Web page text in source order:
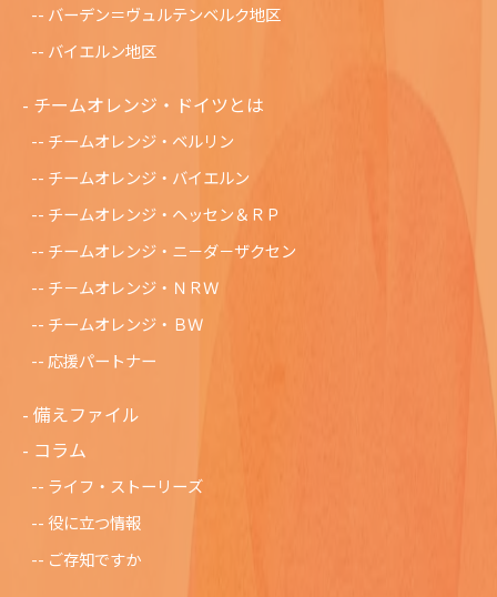
バーデン＝ヴュルテンベルク地区
バイエルン地区
チームオレンジ・ドイツとは
チームオレンジ・ベルリン
チームオレンジ・バイエルン
チームオレンジ・ヘッセン＆ＲＰ
チームオレンジ・ニ－ダ－ザクセン
チ－ムオレンジ・ＮＲＷ
チームオレンジ・ＢＷ
応援パートナー
備えファイル
コラム
ライフ・ストーリーズ
役に立つ情報
ご存知ですか